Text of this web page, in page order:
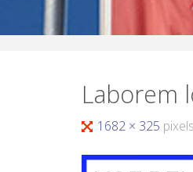
Laborem
1682 × 325 pixels